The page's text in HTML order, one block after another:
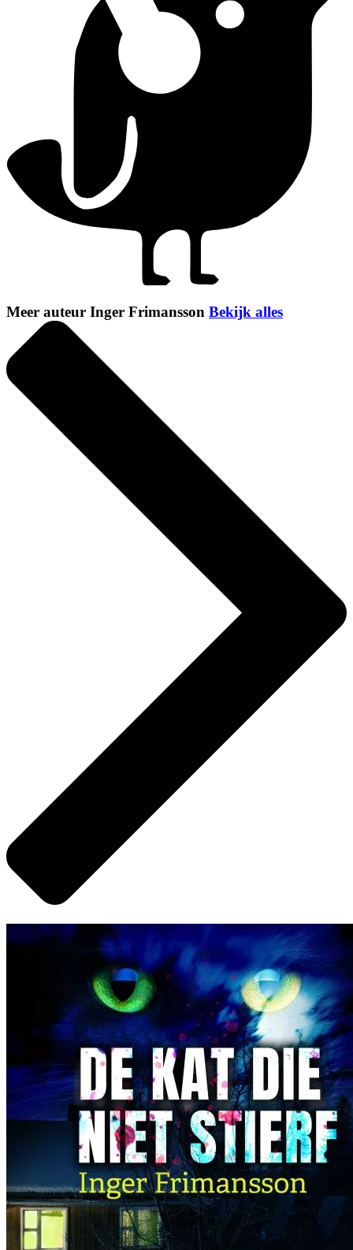
Meer auteur Inger Frimansson Bekijk alles